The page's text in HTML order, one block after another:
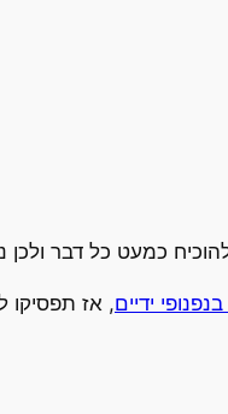
כמעט כל דבר
ידיים, אז תפסיקו